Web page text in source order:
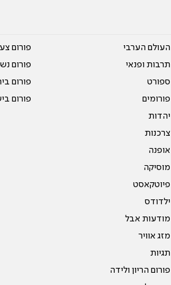
העולם הערבי
תרבות ופנאי
ספורט
פורומים
יהדות
צרכנות
אופנה
מוסיקה
פיוטקאסט
ילדודס
מודעות אבל
מזג אוויר
תגיות
פורום הריון ולידה
פורום
פורום
פורום
פורום